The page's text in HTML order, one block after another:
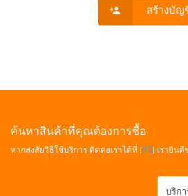
สร้างบัญ
ค้นหาสินค้าที่คุณต้องการซื้อ
หากสงสัยวิธีใช้บริการ ติดต่อเราได้ที่ [ที่นี่] เรายินดี
บริก